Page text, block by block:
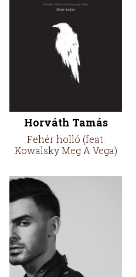
Horváth Tamás
Fehér holló (feat.
Kowalsky Meg A Vega)